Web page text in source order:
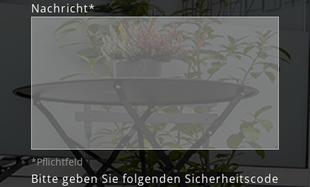
Nachricht*
*Pflichtfeld
Bitte geben Sie folgenden Sicherheitscode